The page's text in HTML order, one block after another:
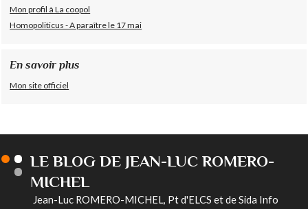
Mon profil à La coopol
Homopoliticus - A paraître le 17 mai
En savoir plus
Mon site officiel
LE BLOG DE JEAN-LUC ROMERO-
MICHEL
Jean-Luc ROMERO-MICHEL, Pt d'ELCS et de Sida Info